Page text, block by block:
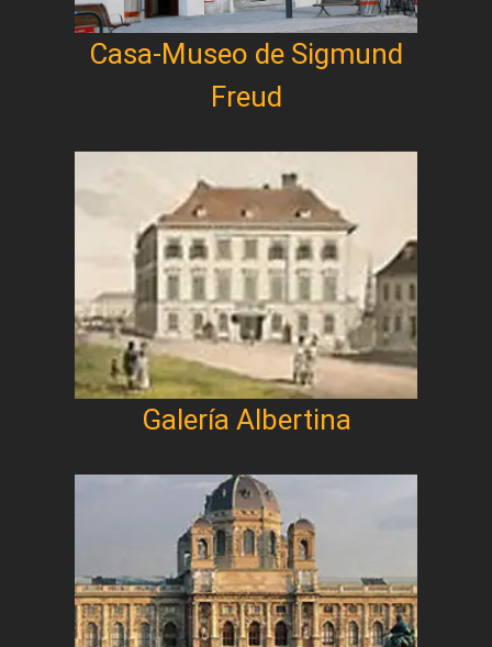
Casa-Museo de Sigmund
Freud
Galería Albertina